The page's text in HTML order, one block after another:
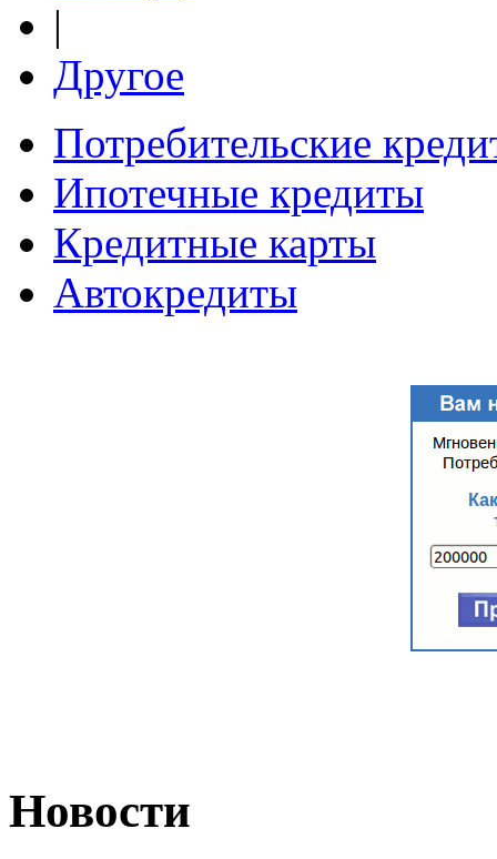
|
Другое
Потребительские
Ипотечные кредиты
Кредитные карты
Автокредиты
Новости